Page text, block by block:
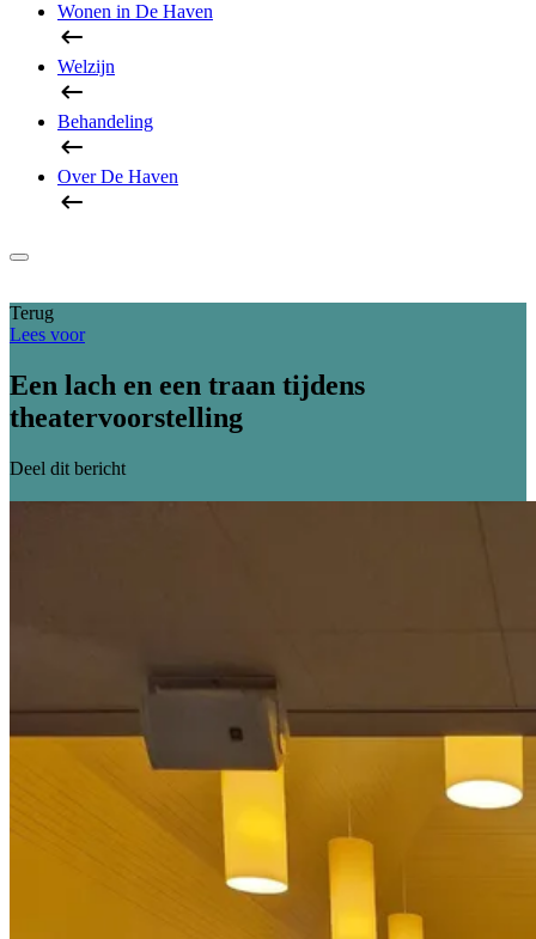
Wonen in De Haven
Welzijn
Behandeling
Over De Haven
Terug
Lees voor
Een lach en een traan tijdens
theatervoorstelling
Deel dit bericht